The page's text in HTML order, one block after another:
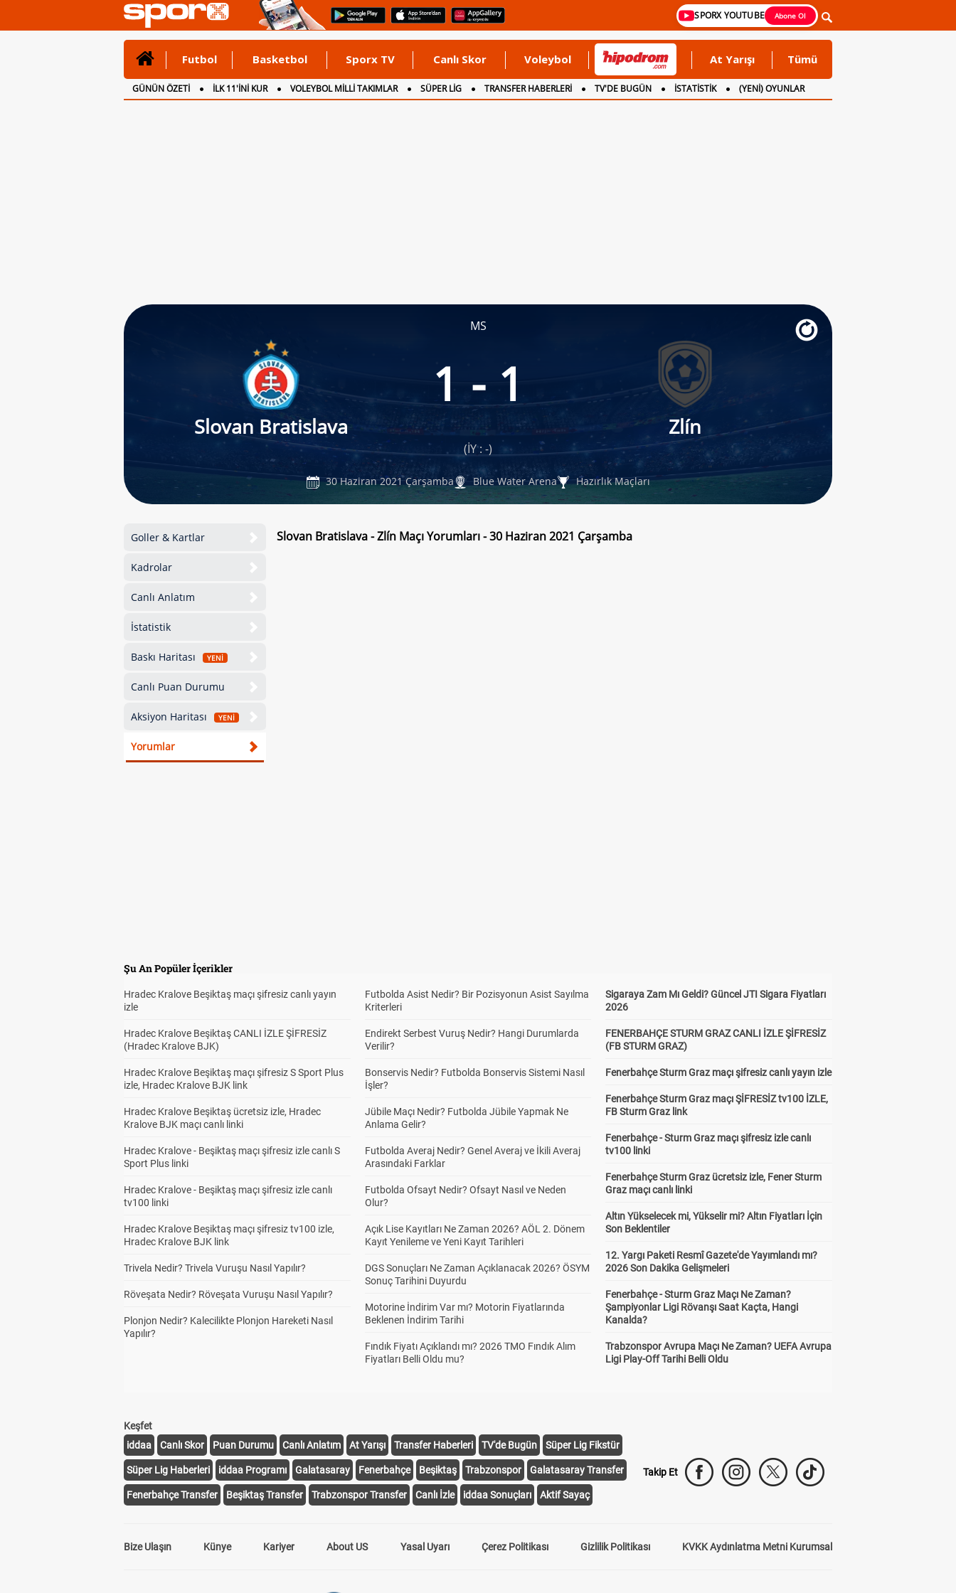
SPORX YOUTUBE Abone Ol
Futbol Basketbol Sporx TV Canlı Skor Voleybol At Yarışı Tümü
GÜNÜN ÖZETİ İLK 11'İNİ KUR VOLEYBOL MİLLİ TAKIMLAR SÜPER LİG TRANSFER HABERLERİ TV'DE BUGÜN İSTATİSTİK
(YENİ) OYUNLAR
CANLI ANLATIM
İNGİLTERE
MS
Slovan Bratislava
1 - 1
Zlín
(İY : -)
30 Haziran 2021 Çarşamba Blue Water Arena Hazırlık Maçları
Goller & Kartlar
Kadrolar
Canlı Anlatım
İstatistik
Baskı Haritası YENİ
Canlı Puan Durumu
Aksiyon Haritası YENİ
Yorumlar
Slovan Bratislava - Zlín Maçı Yorumları - 30 Haziran 2021 Çarşamba
Şu An Popüler İçerikler
Hradec Kralove Beşiktaş maçı şifresiz canlı yayın
izle
Hradec Kralove Beşiktaş CANLI İZLE ŞİFRESİZ
(Hradec Kralove BJK)
Hradec Kralove Beşiktaş maçı şifresiz S Sport Plus
izle, Hradec Kralove BJK link
Hradec Kralove Beşiktaş ücretsiz izle, Hradec
Kralove BJK maçı canlı linki
Hradec Kralove - Beşiktaş maçı şifresiz izle canlı S
Sport Plus linki
Hradec Kralove - Beşiktaş maçı şifresiz izle canlı
tv100 linki
Hradec Kralove Beşiktaş maçı şifresiz tv100 izle,
Hradec Kralove BJK link
Trivela Nedir? Trivela Vuruşu Nasıl Yapılır?
Röveşata Nedir? Röveşata Vuruşu Nasıl Yapılır?
Plonjon Nedir? Kalecilikte Plonjon Hareketi Nasıl
Yapılır?
Futbolda Asist Nedir? Bir Pozisyonun Asist Sayılma
Kriterleri
Endirekt Serbest Vuruş Nedir? Hangi Durumlarda
Verilir?
Bonservis Nedir? Futbolda Bonservis Sistemi Nasıl
İşler?
Jübile Maçı Nedir? Futbolda Jübile Yapmak Ne
Anlama Gelir?
Futbolda Averaj Nedir? Genel Averaj ve İkili Averaj
Arasındaki Farklar
Futbolda Ofsayt Nedir? Ofsayt Nasıl ve Neden
Olur?
Açık Lise Kayıtları Ne Zaman 2026? AÖL 2. Dönem
Kayıt Yenileme ve Yeni Kayıt Tarihleri
DGS Sonuçları Ne Zaman Açıklanacak 2026? ÖSYM
Sonuç Tarihini Duyurdu
Motorine İndirim Var mı? Motorin Fiyatlarında
Beklenen İndirim Tarihi
Fındık Fiyatı Açıklandı mı? 2026 TMO Fındık Alım
Fiyatları Belli Oldu mu?
Sigaraya Zam Mı Geldi? Güncel JTI Sigara Fiyatları
2026
FENERBAHÇE STURM GRAZ CANLI İZLE ŞİFRESİZ
(FB STURM GRAZ)
Fenerbahçe Sturm Graz maçı şifresiz canlı yayın izle
Fenerbahçe Sturm Graz maçı ŞİFRESİZ tv100 İZLE,
FB Sturm Graz link
Fenerbahçe - Sturm Graz maçı şifresiz izle canlı
tv100 linki
Fenerbahçe Sturm Graz ücretsiz izle, Fener Sturm
Graz maçı canlı linki
Altın Yükselecek mi, Yükselir mi? Altın Fiyatları İçin
Son Beklentiler
12. Yargı Paketi Resmî Gazete'de Yayımlandı mı?
2026 Son Dakika Gelişmeleri
Fenerbahçe - Sturm Graz Maçı Ne Zaman?
Şampiyonlar Ligi Rövanşı Saat Kaçta, Hangi
Kanalda?
Trabzonspor Avrupa Maçı Ne Zaman? UEFA Avrupa
Ligi Play-Off Tarihi Belli Oldu
Keşfet
iddaa
Canlı Skor Puan Durumu Canlı Anlatım At Yarışı Transfer Haberleri TV'de Bugün Süper Lig Fikstür
Süper Lig Haberleri iddaa Programı Galatasaray Fenerbahçe Beşiktaş Trabzonspor Galatasaray Transfer
Fenerbahçe Transfer Beşiktaş Transfer Trabzonspor Transfer Canlı İzle iddaa Sonuçları Aktif Sayaç
Takip Et
Bize Ulaşın Künye Kariyer About US Yasal Uyarı Çerez Politikası Gizlilik Politikası KVKK Aydınlatma Metni Kurumsal